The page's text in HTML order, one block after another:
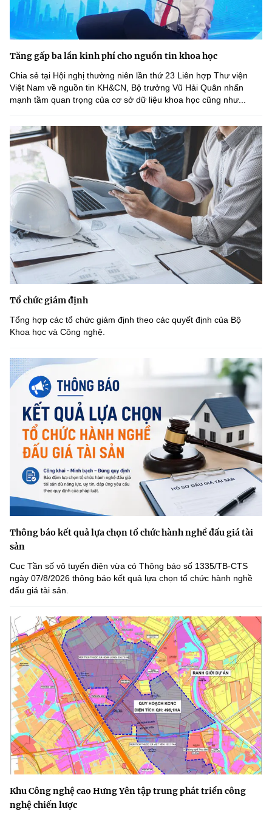
(Ghi rõ nguồn "https://mst.gov.vn" khi phát hành lại thông tin từ
website này)
Tăng gấp ba lần kinh phí cho nguồn tin khoa học
Chia sẻ tại Hội nghị thường niên lần thứ 23 Liên hợp Thư viện
Việt Nam về nguồn tin KH&CN, Bộ trưởng Vũ Hải Quân nhấn
mạnh tầm quan trọng của cơ sở dữ liệu khoa học cũng như...
Tổ chức giám định
Tổng hợp các tổ chức giám định theo các quyết định của Bộ
Khoa học và Công nghệ.
Thông báo kết quả lựa chọn tổ chức hành nghề đấu giá tài
sản
Cục Tần số vô tuyến điện vừa có Thông báo số 1335/TB-CTS
ngày 07/8/2026 thông báo kết quả lựa chọn tổ chức hành nghề
đấu giá tài sản.
Khu Công nghệ cao Hưng Yên tập trung phát triển công
nghệ chiến lược